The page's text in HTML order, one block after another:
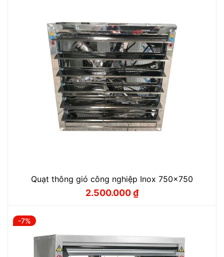
Quạt thông gió công nghiệp Inox 750x750
Giá
2.500.000₫
Giá
-7%